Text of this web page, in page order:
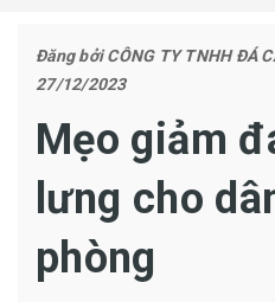
Đăng bởiCÔNG TY TNHH ĐÁ
27/12/2023
Mẹo giảm
lưng cho
phòng